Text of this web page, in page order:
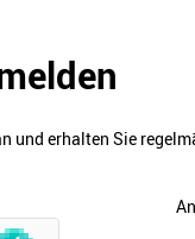
und erhalten Sie